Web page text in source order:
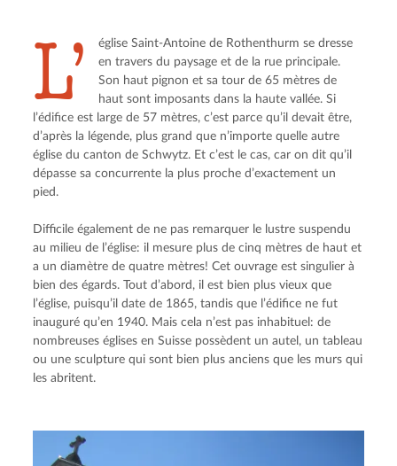
L’
église Saint-Antoine de Rothenthurm se dresse
en travers du paysage et de la rue principale.
Son haut pignon et sa tour de 65 mètres de
haut sont imposants dans la haute vallée. Si
l’édifice est large de 57 mètres, c’est parce qu’il devait être,
d’après la légende, plus grand que n’importe quelle autre
église du canton de Schwytz. Et c’est le cas, car on dit qu’il
dépasse sa concurrente la plus proche d’exactement un
pied.
Difficile également de ne pas remarquer le lustre suspendu
au milieu de l’église: il mesure plus de cinq mètres de haut et
a un diamètre de quatre mètres! Cet ouvrage est singulier à
bien des égards. Tout d’abord, il est bien plus vieux que
l’église, puisqu’il date de 1865, tandis que l’édifice ne fut
inauguré qu’en 1940. Mais cela n’est pas inhabituel: de
nombreuses églises en Suisse possèdent un autel, un tableau
ou une sculpture qui sont bien plus anciens que les murs qui
les abritent.